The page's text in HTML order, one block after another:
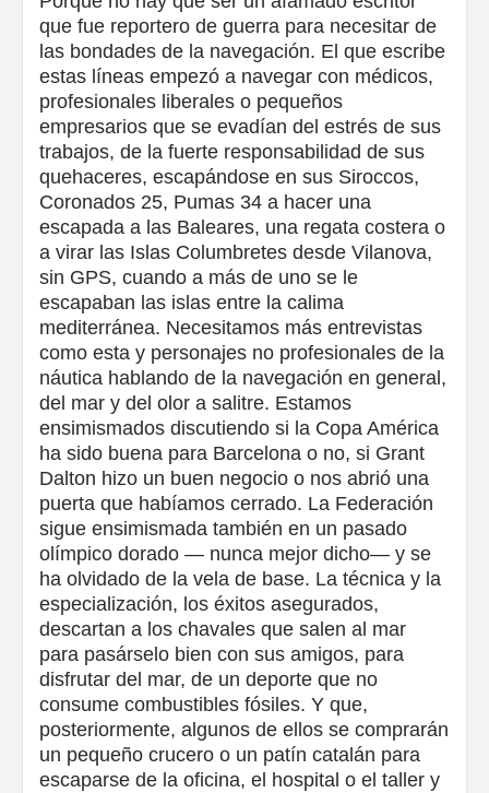
que fue reportero de guerra para necesitar de
las bondades de la navegación. El que escribe
estas líneas empezó a navegar con médicos,
profesionales liberales o pequeños
empresarios que se evadían del estrés de sus
trabajos, de la fuerte responsabilidad de sus
quehaceres, escapándose en sus Siroccos,
Coronados 25, Pumas 34 a hacer una
escapada a las Baleares, una regata costera o
a virar las Islas Columbretes desde Vilanova,
sin GPS, cuando a más de uno se le
escapaban las islas entre la calima
mediterránea. Necesitamos más entrevistas
como esta y personajes no profesionales de la
náutica hablando de la navegación en general,
del mar y del olor a salitre. Estamos
ensimismados discutiendo si la Copa América
ha sido buena para Barcelona o no, si Grant
Dalton hizo un buen negocio o nos abrió una
puerta que habíamos cerrado. La Federación
sigue ensimismada también en un pasado
olímpico dorado — nunca mejor dicho— y se
ha olvidado de la vela de base. La técnica y la
especialización, los éxitos asegurados,
descartan a los chavales que salen al mar
para pasárselo bien con sus amigos, para
disfrutar del mar, de un deporte que no
consume combustibles fósiles. Y que,
posteriormente, algunos de ellos se comprarán
un pequeño crucero o un patín catalán para
escaparse de la oficina, el hospital o el taller y